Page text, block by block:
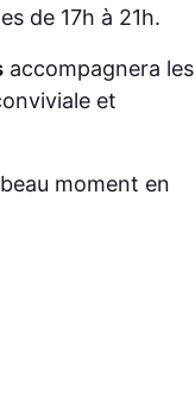
de 17h à 21h.
accompagnera les
et
moment en